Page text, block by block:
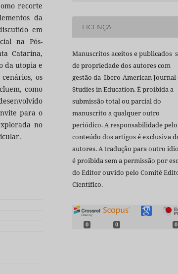
recorte
da
em
na Pós-
Catarina,
da utopia e
os
como
para o
no
LICENÇA
Manuscritos aceitos e publicados
de propriedade dos autores com
gestão da Ibero-American Journal
Studies in Education. É proibida a
submissão total ou parcial do
manuscrito a qualquer outro
periódico. A responsabilidade pelo
conteúdo dos artigos é exclusiva
autores. A tradução para outro
é proibida sem a permissão por
do Editor ouvido pelo Comitê
Científico.
0 0 0